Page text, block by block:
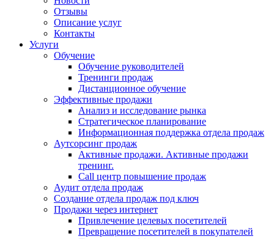
Отзывы
Описание услуг
Контакты
Услуги
Обучение
Обучение руководителей
Тренинги продаж
Дистанционное обучение
Эффективные продажи
Анализ и исследование рынка
Стратегическое планирование
Информационная поддержка отдела продаж
Аутсорсинг продаж
Активные продажи. Активные продажи
тренинг.
Call центр повышение продаж
Аудит отдела продаж
Создание отдела продаж под ключ
Продажи через интернет
Привлечение целевых посетителей
Превращение посетителей в покупателей